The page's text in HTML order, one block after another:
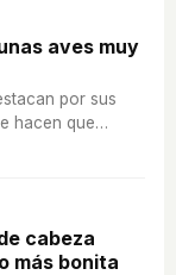
aves muy
por sus
hacen que
entre el
cabeza
más bonita